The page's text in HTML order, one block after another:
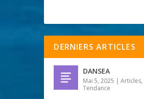
DERNIERS ARTICLES
DANSEA
Mai 5, 2025 |Articles,
Tendance